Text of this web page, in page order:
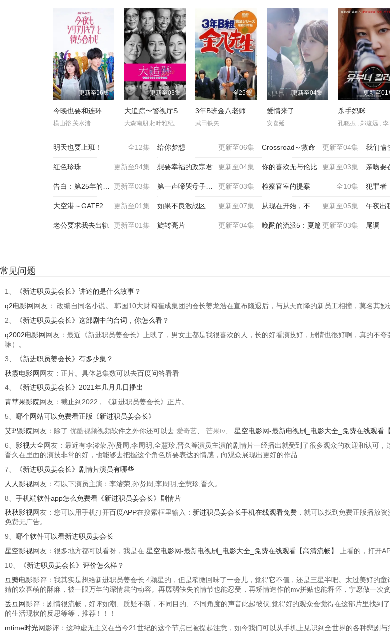
更新至06集
横山裕,关水渚
更新至03集
大追踪〜警视厅SSBC强行犯系〜 第二季
全25集
3年B班金八老师第二季
武田铁矢
更新至04集
爱情来了
安喜延
更新至01
杀手妈咪
孔晓振 , 郑浚
全12集
明天也要上班！ 更新至06集
给你梦想 更新至04集
Crossroad～救命 我们愉
更新至94集
红色珍珠 更新至04集
想要幸福的政宗君 更新至03集
你的喜欢无与伦比 亲吻要
更新至03集
告白：第25年的秘密 更新至03集
第一声啼哭母子救命急救班 全10集
检察官室的提案 犯罪者
更新至01集
大空港～GATE24～ 更新至07集
如果不良激战区的四天王转 更新至05集
从现在开始，不做朋友了吧 午夜出
更新至01集
老公要求我去出轨 更新至04集
旋转亮片 更新至03集
晚酌的流派5：夏篇 尾调
常见问题
1、
《新进职员姜会长》讲述的是什么故事？
q2电影网 网友： 改编自同名小说。 韩国10大财阀崔成集团的会长姜龙浩在宣布隐退后，与从天而降的新员工相撞，莫名其妙
2、
《新进职员姜会长》这部剧中的台词，你怎么看？
q2002电影网 网友：最近《新进职员姜会长》上映了，男女主都是我很喜欢的人，长的好看演技好，剧情也很好啊，真的不
嘛）。
3、
《新进职员姜会长》有多少集？
秋霞电影网 网友：正片。具体总集数可以去百度问答看看
4、
《新进职员姜会长》2021年几月几日播出
青苹果影院网友：截止到2022，《新进职员姜会长》正片。
5、 哪个网站可以免费看正版《新进职员姜会长》
艾玛影院网友：除了 优酷视频视频软件之外你还可以去 爱奇艺 芒果tv 星空电影网-最新电视剧_电影大全_免费在线观看
6、 影视大全网友：最近有李濬荣,孙贤周,李周明,全慧珍,晋久等演员主演的剧情片一经播出就受到了很多观众的欢迎和认可
晋久在里面的演技非常的好，他能够去把握这个角色所要表达的情感，向观众展现出更好的作品
7、
《新进职员姜会长》剧情片演员有哪些
人人影视网友：有以下演员主演：李濬荣,孙贤周,李周明,全慧珍,晋久。
8、 手机端软件app怎么免费看《新进职员姜会长》剧情片
秋秋影视网友：您可以用手机打开百度APP在搜索框里输入： 新进职员姜会长手机在线观看免费 ，就可以找到免费正版播放
免费无广告。
9、 哪个软件可以看新进职员姜会长
星空影视网友：很多地方都可以看呀，我是在 星空电影网-最新电视剧_电影大全_免费在线观看【高清流畅】
上看的，打开
10、
《新进职员姜会长》评价怎么样？
豆瓣电影影评：我其实是想给新进职员姜会长 4颗星的，但是稍微回味了一会儿，觉得它不值，还是三星半吧。太过美好的
猜的欢喜萌的酥麻，被一眼万年的深情震的动容。再孱弱缺失的情节也能忍受，再矫情造作的mv拼贴也能释怀，宁愿做一次
丢豆网影评：剧情很流畅，好评如潮、质疑不断，不同目的、不同角度的声音此起彼伏,觉得好的观众会觉得在这部片里找
的生活现状的反思等等，推荐！！！
mtime时光网影评：这种虚无主义在当今21世纪的这个节点已被提起注意，如今我们可以从手机上见识到全世界的各种悲剧